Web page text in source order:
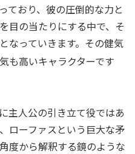
ており、彼の圧倒的な力と
目の当たりにする中で、そ
なっていきます。その健気
も高いキャラクターです
主人公の引き立て役ではあ
ローファスという巨大な矛
度から解釈する鏡のような